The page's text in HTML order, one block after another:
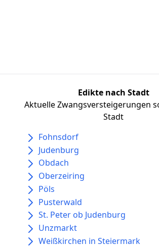
Edikte nach Stadt
Aktuelle Zwangsversteigerungen
Stadt
Fohnsdorf
Judenburg
Obdach
Oberzeiring
Pöls
Pusterwald
St. Peter ob Judenburg
Unzmarkt
Weißkirchen in Steiermark